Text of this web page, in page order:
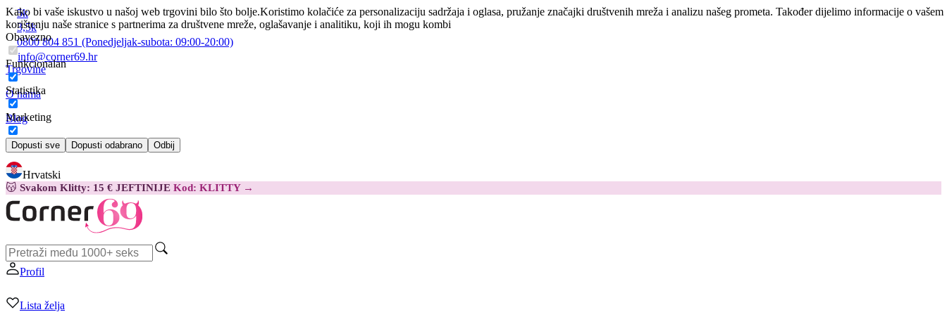
Kako bi vaše iskustvo u našoj web trgovini bilo što bolje.Koristimo kolačiće za personalizaciju sadržaja i oglasa, pružanje značajki društvenih mreža i analizu našeg prometa. Također dijelimo informacije o vašem
korištenju naše stranice s partnerima za društvene mreže, oglašavanje i analitiku, koji ih mogu kombi
Obavezno
Funkcionalan
Statistika
Marketing
Dopusti sve Dopusti odabrano Odbij
5k
3,5k
0800 804 851 (Ponedjeljak-subota: 09:00-20:00)
info@corner69.hr
Trgovine
O nama
Blog
Kontakt
Hrvatski
😽 Svakom Klitty: 15 € JEFTINIJE Kod: KLITTY →
Profil
Lista želja